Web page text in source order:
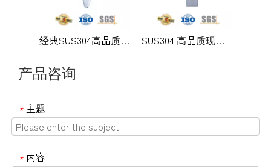
经典SUS304高品质现代外门实心拉手杆带背板-DDLP002 SUS304 高品质现代办公室门带板执手-DDLP001
产品咨询
* 主题
* 内容